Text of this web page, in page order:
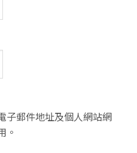
子郵件地址及個人網站網
。